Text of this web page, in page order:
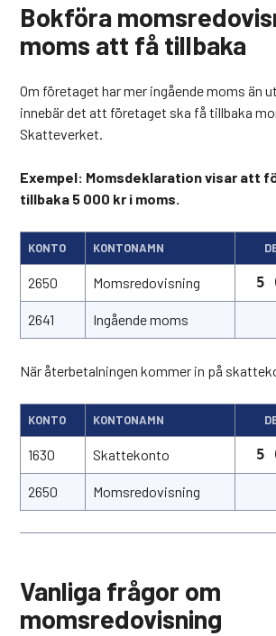
Bokföra
moms att få tillbaka
Om företaget har mer ingående moms än
innebär det att företaget ska få tillbaka
Skatteverket.
Exempel: Momsdeklaration visar att
tillbaka 5 000 kr i moms.
KONTO KONTONAMN
2650 Momsredovisning 5
2641 Ingående moms
När återbetalningen kommer in på
KONTO KONTONAMN
1630 Skattekonto 5
2650 Momsredovisning
Vanliga frågor om
momsredovisning